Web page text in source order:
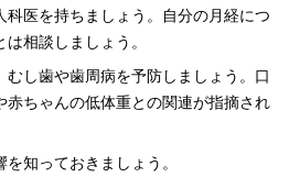
科医を持ちましょう。自分の月経につ
相談しましょう。
むし歯や歯周病を予防しましょう。口
赤ちゃんの低体重との関連が指摘され
知っておきましょう。